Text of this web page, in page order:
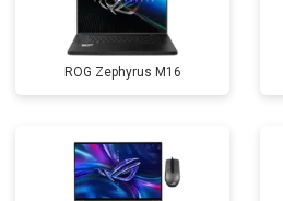
ROG Zephyrus M16